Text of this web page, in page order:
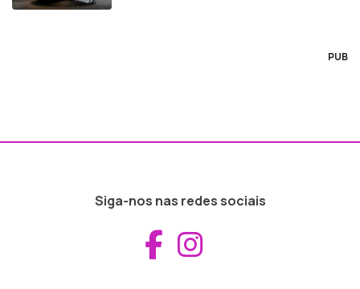
PUB
Siga-nos nas redes sociais
Aceder ao